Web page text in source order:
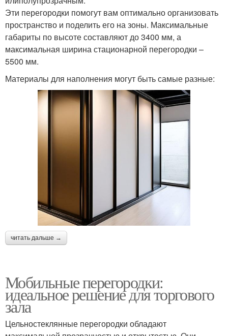
Эти перегородки помогут вам оптимально организовать
пространство и поделить его на зоны. Максимальные
габариты по высоте составляют до 3400 мм, а
максимальная ширина стационарной перегородки –
5500 мм.
Материалы для наполнения могут быть самые разные:
читать дальше →
Мобильные перегородки:
идеальное решение для торгового
зала
Цельностеклянные перегородки обладают